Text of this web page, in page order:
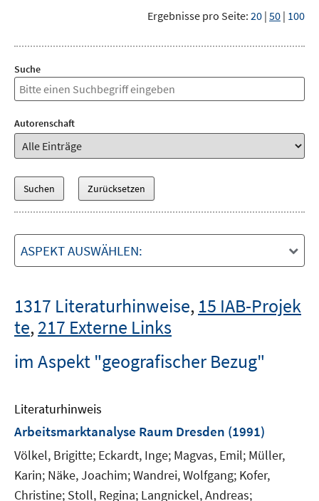
Ergebnisse pro Seite: 20 | 50 | 100
Suche
Autorenschaft
ASPEKT AUSWÄHLEN:
1317 Literaturhinweise, 15 IAB-Projek
te,217 Externe Links
im Aspekt "geografischer Bezug"
Literaturhinweis
Arbeitsmarktanalyse Raum Dresden (1991)
Völkel, Brigitte; Eckardt, Inge; Magvas, Emil; Müller,
Karin; Näke, Joachim;Wandrei, Wolfgang; Kofer,
Christine; Stoll, Regina; Langnickel, Andreas;